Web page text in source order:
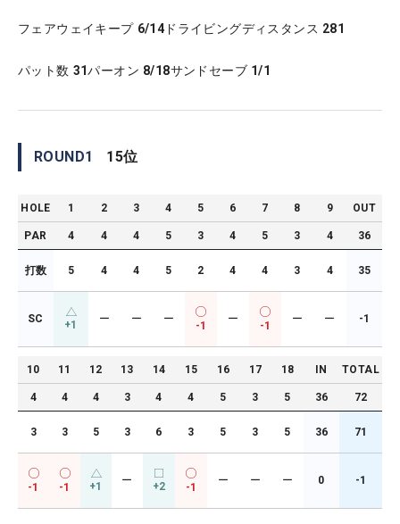
フェアウェイキープ 6/14 ドライビングディスタンス 281
パット数 31パーオン 8/18サンドセーブ 1/1
ROUND1 15位
HOLE 1 2 3 4 5 6 7 8 9 OUT
PAR 4 4 4 5 3 4 5 3 4 36
打数 5 4 4 5 2 4 4 3 4 35
SC +1 ー ー ー
-1
ー
-1
ー ー -1
10 11 12 13 14 15 16 17 18 IN TOTAL
4 4 4 3 4 4 5 3 5 36 72
3 3 5 3 6 3 5 3 5 36 71
-1 -1 +1 ー +2 -1
ー ー ー 0 -1